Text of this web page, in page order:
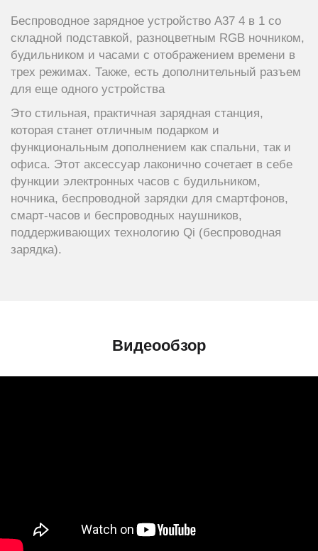
Беспроводное зарядное устройство A37 4 в 1 со
складной подставкой, разноцветным RGB ночником,
будильником и часами с отображением времени в
трех режимах. Также, есть дополнительный разъем
для еще одного устройства
Это стильная, практичная зарядная станция,
которая станет отличным подарком и
функциональным дополнением как спальни, так и
офиса. Этот аксессуар лаконично сочетает в себе
функции электронных часов с будильником,
ночника, беспроводной зарядки для смартфонов,
смарт-часов и беспроводных наушников,
поддерживающих технологию Qi (беспроводная
зарядка).
Видеообзор